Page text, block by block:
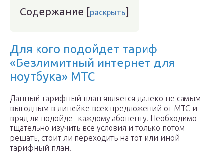
Содержание [раскрыть]
Для кого подойдет тариф
«Безлимитный интернет для
ноутбука» МТС
Данный тарифный план является далеко не самым
выгодным в линейке всех предложений от МТС и
вряд ли подойдет каждому абоненту. Необходимо
тщательно изучить все условия и только потом
решать, стоит ли переходить на тот или иной
тарифный план.